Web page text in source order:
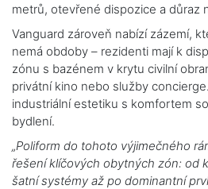
metrů, otevřené dispozice a důraz
Vanguard zároveň nabízí zázemí,
nemá obdoby – rezidenti mají k
zónu s bazénem v krytu civilní
privátní kino nebo služby
industriální estetiku s komfortem
bydlení.
„Poliform do tohoto výjimečného
řešení klíčových obytných zón: od
šatní systémy až po dominantní